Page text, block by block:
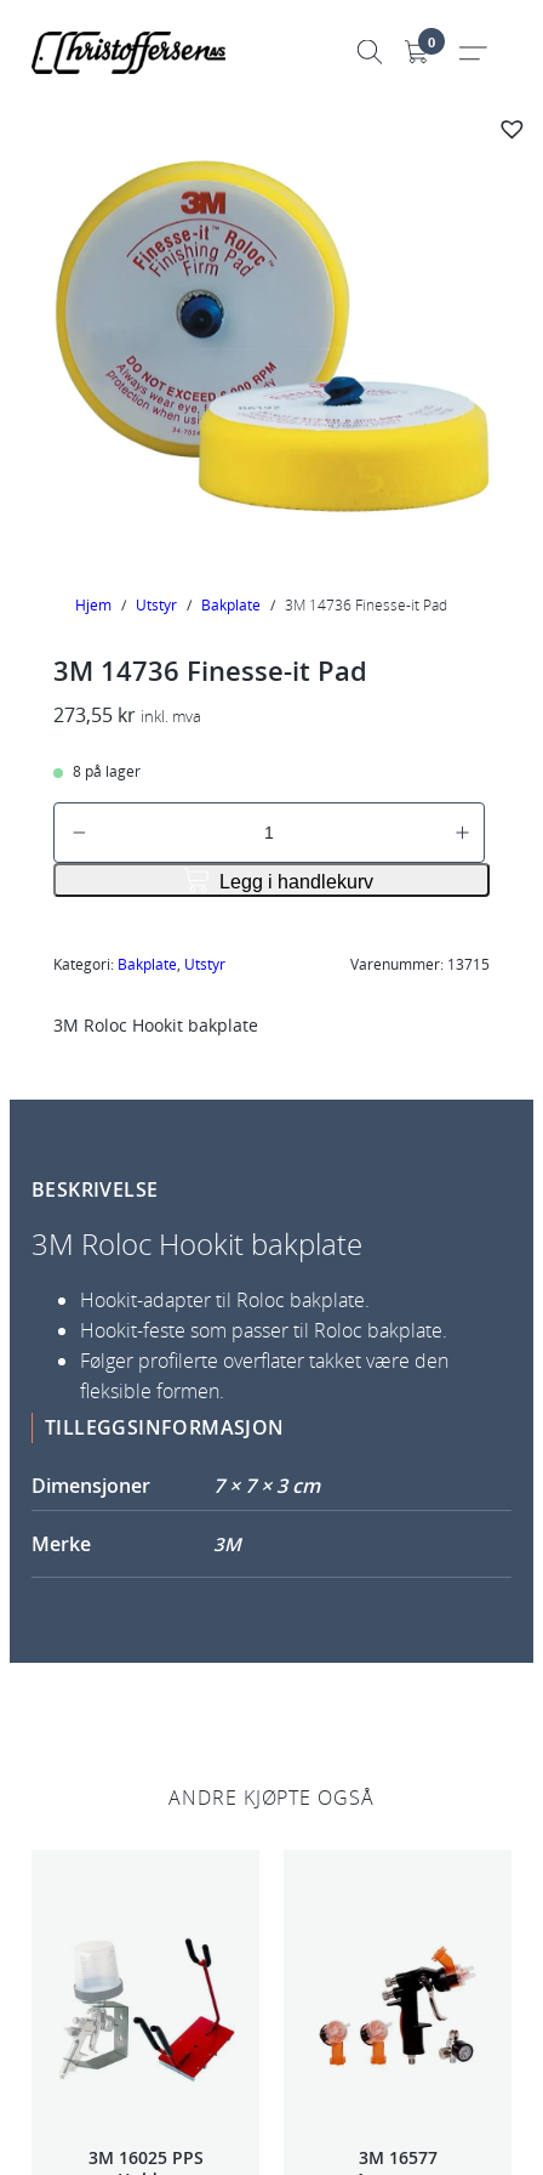
0
Hjem / Utstyr / Bakplate / 3M 14736 Finesse-it Pad
3M 14736 Finesse-it Pad
273,55 kr inkl. mva
8 på lager
3
3
F
s
-
t
P
a
a
t
a
l
l
Legg i handlekurv
Kategori: Bakplate, Utstyr Varenummer: 13715
3M Roloc Hookit bakplate
BESKRIVELSE
3M Roloc Hookit bakplate
Hookit-adapter til Roloc bakplate.
Hookit-feste som passer til Roloc bakplate.
Følger profilerte overflater takket være den
fleksible formen.
TILLEGGSINFORMASJON
Dimensjoner 7 × 7 × 3 cm
Merke 3M
ANDRE KJØPTE OGSÅ
3M 16025 PPS
3M 16577